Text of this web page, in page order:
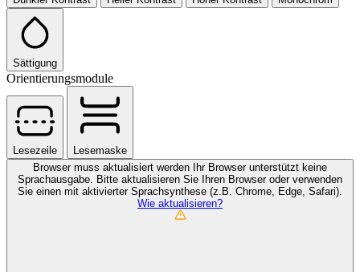
Sättigung
Orientierungsmodule
Lesezeile
Lesemaske
Browser muss aktualisiert werden
Ihr Browser unterstützt keine
Sprachausgabe. Bitte aktualisieren Sie Ihren Browser oder verwenden
Sie einen mit aktivierter Sprachsynthese (z.B. Chrome, Edge, Safari).
Wie aktualisieren?